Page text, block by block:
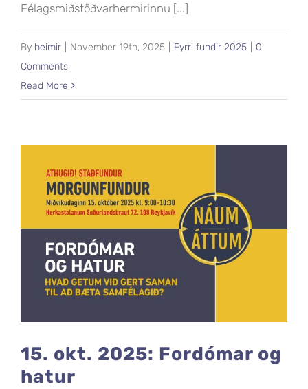
Félagsmiðstöðvarhermirinnu [...]
By heimir November 19th, 2025 Fyrri fundir 2025
0
Comments
Read More
15. okt. 2025: Fordómar og
hatur